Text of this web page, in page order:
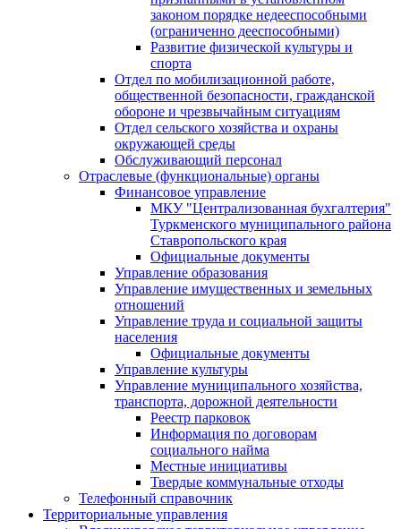
законом порядке недееспособными
(ограниченно дееспособными)
Развитие физической культуры и
спорта
Отдел по мобилизационной работе,
общественной безопасности, гражданской
оборонe и чрезвычайным ситуациям
Отдел сельского хозяйства и охраны
окружающей среды
Обслуживающий персонал
Отраслевые (функциональные) органы
Финансовое управление
МКУ "Централизованная бухгалтерия"
Туркменского муниципального района
Ставропольского края
Официальные документы
Управление образования
Управление имущественных и земельных
отношений
Управление труда и социальной защиты
населения
Официальные документы
Управление культуры
Управление муниципального хозяйства,
транспорта, дорожной деятельности
Реестр парковок
Информация по договорам
социального найма
Местные инициативы
Твердые коммунальные отходы
Телефонный справочник
Территориальные управления